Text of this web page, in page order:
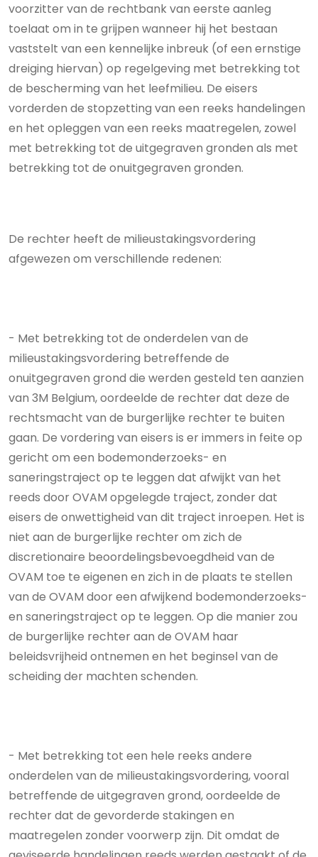
voorzitter van de rechtbank van eerste aanleg
toelaat om in te grijpen wanneer hij het bestaan
vaststelt van een kennelijke inbreuk (of een ernstige
dreiging hiervan) op regelgeving met betrekking tot
de bescherming van het leefmilieu. De eisers
vorderden de stopzetting van een reeks handelingen
en het opleggen van een reeks maatregelen, zowel
met betrekking tot de uitgegraven gronden als met
betrekking tot de onuitgegraven gronden.
De rechter heeft de milieustakingsvordering
afgewezen om verschillende redenen:
- Met betrekking tot de onderdelen van de
milieustakingsvordering betreffende de
onuitgegraven grond die werden gesteld ten aanzien
van 3M Belgium, oordeelde de rechter dat deze de
rechtsmacht van de burgerlijke rechter te buiten
gaan. De vordering van eisers is er immers in feite op
gericht om een bodemonderzoeks- en
saneringstraject op te leggen dat afwijkt van het
reeds door OVAM opgelegde traject, zonder dat
eisers de onwettigheid van dit traject inroepen. Het is
niet aan de burgerlijke rechter om zich de
discretionaire beoordelingsbevoegdheid van de
OVAM toe te eigenen en zich in de plaats te stellen
van de OVAM door een afwijkend bodemonderzoeks-
en saneringstraject op te leggen. Op die manier zou
de burgerlijke rechter aan de OVAM haar
beleidsvrijheid ontnemen en het beginsel van de
scheiding der machten schenden.
- Met betrekking tot een hele reeks andere
onderdelen van de milieustakingsvordering, vooral
betreffende de uitgegraven grond, oordeelde de
rechter dat de gevorderde stakingen en
maatregelen zonder voorwerp zijn. Dit omdat de